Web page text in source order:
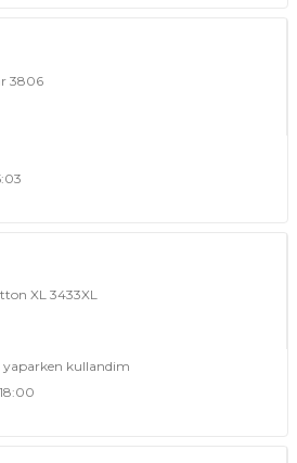
3806
XL 3433XL
yaparken kullandim